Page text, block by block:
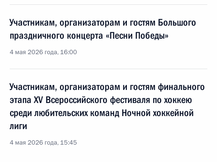
Участникам, организаторам и гостям Большого
праздничного концерта «Песни Победы»
4 мая 2026 года, 16:00
Участникам, организаторам и гостям финального
этапа XV Всероссийского фестиваля по хоккею
среди любительских команд Ночной хоккейной
лиги
4 мая 2026 года, 15:45